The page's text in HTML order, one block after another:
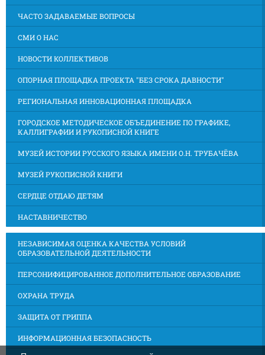
ЧАСТО ЗАДАВАЕМЫЕ ВОПРОСЫ
СМИ О НАС
НОВОСТИ КОЛЛЕКТИВОВ
ОПОРНАЯ ПЛОЩАДКА ПРОЕКТА "БЕЗ СРОКА ДАВНОСТИ"
РЕГИОНАЛЬНАЯ ИННОВАЦИОННАЯ ПЛОЩАДКА
ГОРОДСКОЕ МЕТОДИЧЕСКОЕ ОБЪЕДИНЕНИЕ ПО ГРАФИКЕ,
КАЛЛИГРАФИИ И РУКОПИСНОЙ КНИГЕ
МУЗЕЙ ИСТОРИИ РУССКОГО ЯЗЫКА ИМЕНИ О.Н. ТРУБАЧЁВА
МУЗЕЙ РУКОПИСНОЙ КНИГИ
СЕРДЦЕ ОТДАЮ ДЕТЯМ
НАСТАВНИЧЕСТВО
НЕЗАВИСИМАЯ ОЦЕНКА КАЧЕСТВА УСЛОВИЙ
ОБРАЗОВАТЕЛЬНОЙ ДЕЯТЕЛЬНОСТИ
ПЕРСОНИФИЦИРОВАННОЕ ДОПОЛНИТЕЛЬНОЕ ОБРАЗОВАНИЕ
ОХРАНА ТРУДА
ЗАЩИТА ОТ ГРИППА
ИНФОРМАЦИОННАЯ БЕЗОПАСНОСТЬ